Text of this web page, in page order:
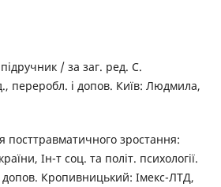
/ за заг. ред. С.
переробл. і допов. Київ: Людмила,
посттравматичного зростання:
Ін-т соц. та політ. психології.
допов. Кропивницький: Імекс-ЛТД,